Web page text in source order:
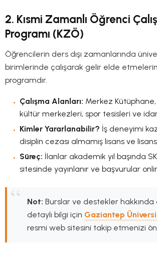
2. Kısmi Zamanlı Öğrenci
Programı (KZÖ)
Öğrencilerin ders dışı zamanlarında
birimlerinde çalışarak gelir elde
programdır.
Çalışma Alanları: Merkez
kültür merkezleri, spor tesisleri ve
Kimler Yararlanabilir? İş deneyimi
disiplin cezası almamış lisans ve
Süreç: İlanlar akademik yıl başında
sitesinde yayınlanır ve başvurular
Not: Burslar ve destekler
detaylı bilgi için Gaziantep
resmi web sitesini takip etmenizi